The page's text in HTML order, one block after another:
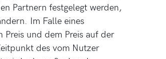
Partnern festgelegt werden,
Im Falle eines
Preis und dem Preis auf der
des vom Nutzer